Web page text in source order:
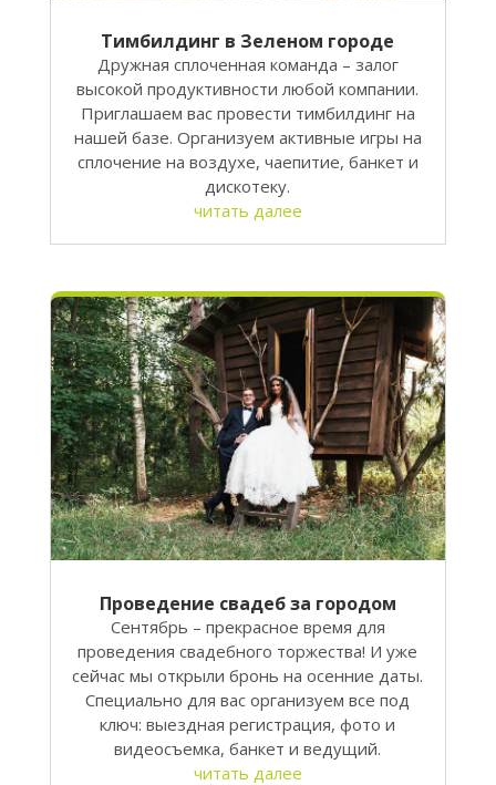
Тимбилдинг в Зеленом городе
Дружная сплоченная команда – залог
высокой продуктивности любой компании.
Приглашаем вас провести тимбилдинг на
нашей базе. Организуем активные игры на
сплочение на воздухе, чаепитие, банкет и
дискотеку.
читать далее
Проведение свадеб за городом
Сентябрь – прекрасное время для
проведения свадебного торжества! И уже
сейчас мы открыли бронь на осенние даты.
Специально для вас организуем все под
ключ: выездная регистрация, фото и
видеосъемка, банкет и ведущий.
читать далее